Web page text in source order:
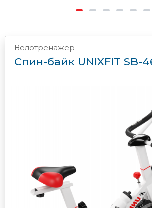
Велотренажер
Спин-байк UNIXFIT SB-